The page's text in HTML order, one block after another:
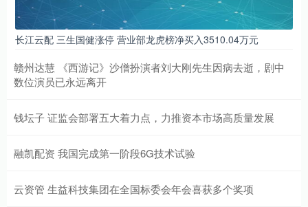
长江云配 三生国健涨停 营业部龙虎榜净买入3510.04万元
赣州达慧 《西游记》沙僧扮演者刘大刚先生因病去逝，剧中
数位演员已永远离开
钱坛子 证监会部署五大着力点，力推资本市场高质量发展
融凯配资 我国完成第一阶段6G技术试验
云资管 生益科技集团在全国标委会年会喜获多个奖项